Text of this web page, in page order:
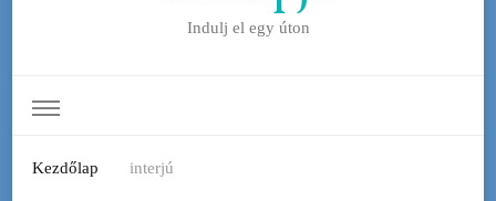
Indulj el egy úton
Kezdőlap interjú